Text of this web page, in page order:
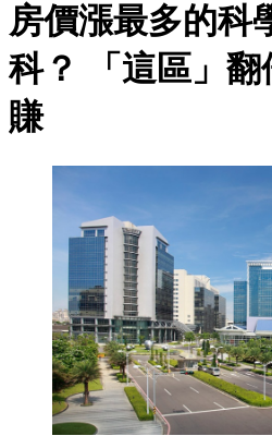
房價漲最多的科
科？ 「這區」
賺